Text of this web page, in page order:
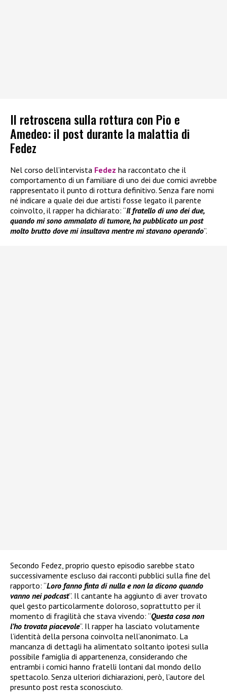
Il retroscena sulla rottura con Pio e
Amedeo: il post durante la malattia di
Fedez
Nel corso dell’intervista Fedez ha raccontato che il
comportamento di un familiare di uno dei due comici avrebbe
rappresentato il punto di rottura definitivo. Senza fare nomi
né indicare a quale dei due artisti fosse legato il parente
coinvolto, il rapper ha dichiarato: “Il fratello di uno dei due,
quando mi sono ammalato di tumore, ha pubblicato un post
molto brutto dove mi insultava mentre mi stavano operando”.
Secondo Fedez, proprio questo episodio sarebbe stato
successivamente escluso dai racconti pubblici sulla fine del
rapporto: “Loro fanno finta di nulla e non la dicono quando
vanno nei podcast”. Il cantante ha aggiunto di aver trovato
quel gesto particolarmente doloroso, soprattutto per il
momento di fragilità che stava vivendo: “Questa cosa non
l’ho trovata piacevole”. Il rapper ha lasciato volutamente
l’identità della persona coinvolta nell’anonimato. La
mancanza di dettagli ha alimentato soltanto ipotesi sulla
possibile famiglia di appartenenza, considerando che
entrambi i comici hanno fratelli lontani dal mondo dello
spettacolo. Senza ulteriori dichiarazioni, però, l’autore del
presunto post resta sconosciuto.